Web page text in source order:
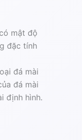
mật độ
đặc tính
đá mài
đá mài
định hình.